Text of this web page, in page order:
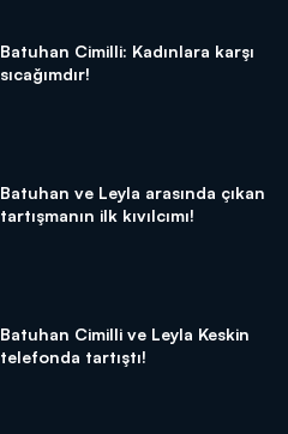
Batuhan Cimilli: Kadınlara karşı
sıcağımdır!
Batuhan ve Leyla arasında çıkan
tartışmanın ilk kıvılcımı!
Batuhan Cimilli ve Leyla Keskin
telefonda tartıştı!